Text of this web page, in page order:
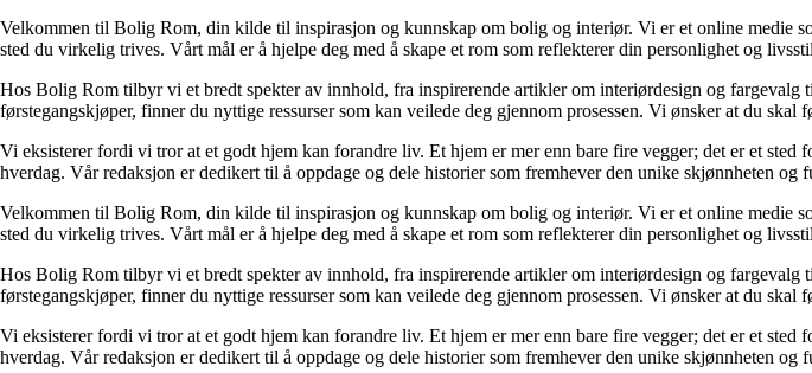
Velkommen til Bolig Rom, din kilde til inspirasjon og kunnskap om bolig og interiør. Vi er et online medie
sted du virkelig trives. Vårt mål er å hjelpe deg med å skape et rom som reflekterer din personlighet og
Hos Bolig Rom tilbyr vi et bredt spekter av innhold, fra inspirerende artikler om interiørdesign og
førstegangskjøper, finner du nyttige ressurser som kan veilede deg gjennom prosessen. Vi ønsker at du
Vi eksisterer fordi vi tror at et godt hjem kan forandre liv. Et hjem er mer enn bare fire vegger; det er et
hverdag. Vår redaksjon er dedikert til å oppdage og dele historier som fremhever den unike skjønnheten og
Velkommen til Bolig Rom, din kilde til inspirasjon og kunnskap om bolig og interiør. Vi er et online medie
sted du virkelig trives. Vårt mål er å hjelpe deg med å skape et rom som reflekterer din personlighet og
Hos Bolig Rom tilbyr vi et bredt spekter av innhold, fra inspirerende artikler om interiørdesign og
førstegangskjøper, finner du nyttige ressurser som kan veilede deg gjennom prosessen. Vi ønsker at du
Vi eksisterer fordi vi tror at et godt hjem kan forandre liv. Et hjem er mer enn bare fire vegger; det er et
hverdag. Vår redaksjon er dedikert til å oppdage og dele historier som fremhever den unike skjønnheten og